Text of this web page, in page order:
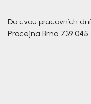
Do dvou pracovních
Prodejna Brno 739 045